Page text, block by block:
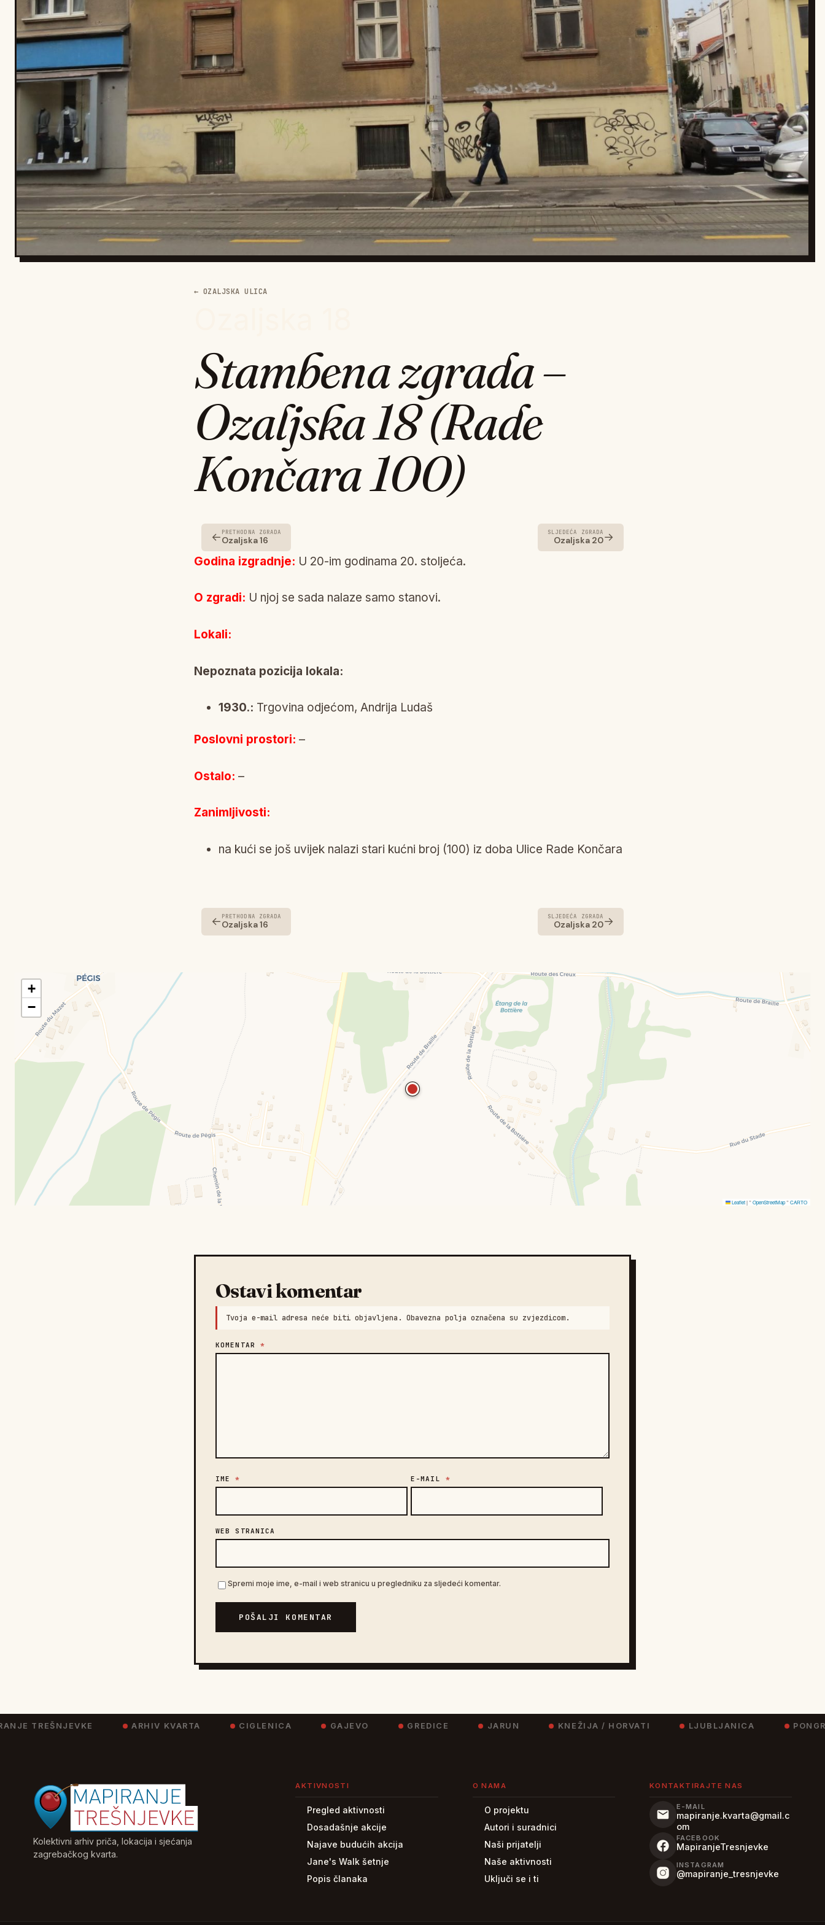
← OZALJSKA ULICA
Stambena zgrada –
Ozaljska 18 (Rade
Končara 100)
← PRETHODNA ZGRADA
Ozaljska 16
SLJEDEĆA ZGRADA
Ozaljska 20→
Godina izgradnje: U 20-im godinama 20. stoljeća.
O zgradi: U njoj se sada nalaze samo stanovi.
Lokali:
Nepoznata pozicija lokala:
1930.: Trgovina odjećom, Andrija Ludaš
Poslovni prostori: –
Ostalo: –
Zanimljivosti:
na kući se još uvijek nalazi stari kućni broj (100) iz doba Ulice Rade Končara
← PRETHODNA ZGRADA
Ozaljska 16
SLJEDEĆA ZGRADA
Ozaljska 20→
+
−
Leaflet|©OpenStreetMap©CARTO
Ostavi komentar
Tvoja e-mail adresa neće biti objavljena. Obavezna polja označena su zvjezdicom.
KOMENTAR *
IME* E-MAIL *
WEB STRANICA
Spremi moje ime, e-mail i web stranicu u pregledniku za sljedeći komentar.
POŠALJI KOMENTAR
TREŠNJEVKE ARHIV KVARTA CIGLENICA GAJEVO GREDICE JARUN KNEŽIJA / HORVATI LJUBLJANICA
Kolektivni arhiv priča, lokacija i sjećanja
zagrebačkog kvarta.
AKTIVNOSTI
Pregled aktivnosti
Dosadašnje akcije
Najave budućih akcija
Jane's Walk šetnje
Popis članaka
O NAMA
O projektu
Autori i suradnici
Naši prijatelji
Naše aktivnosti
Uključi se i ti
KONTAKTIRAJTE NAS
E-MAIL
mapiranje.kvarta@gmail.c
om
FACEBOOK
MapiranjeTresnjevke
INSTAGRAM
@mapiranje_tresnjevke